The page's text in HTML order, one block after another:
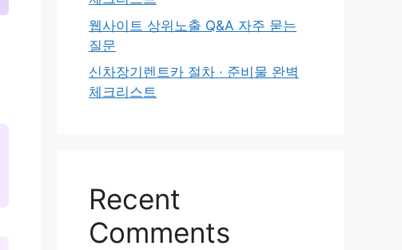
웹사이트 상위노출 Q&A 자주 묻는
질문
신차장기렌트카 절차 · 준비물 완벽
체크리스트
Recent
Comments